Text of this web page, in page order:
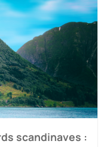
scandinaves :